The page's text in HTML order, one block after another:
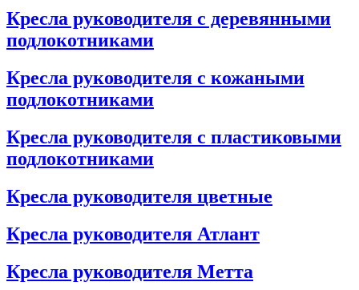
Кресла руководителя с деревянными
подлокотниками
Кресла руководителя с кожаными
подлокотниками
Кресла руководителя с пластиковыми
подлокотниками
Кресла руководителя цветные
Кресла руководителя Атлант
Кресла рyководителя Метта